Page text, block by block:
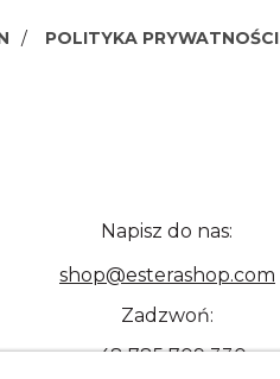
POLITYKA PRYWATNOŚCI
Napisz do nas:
shop@esterashop.com
Zadzwoń:
+48 785 709 330